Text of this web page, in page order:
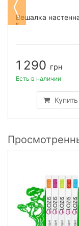
Вешалка
"
1 290 грн
Купить
Есть в наличии